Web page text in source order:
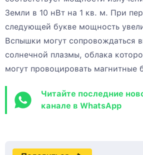
Земли в 10 нВт на 1 кв. м. При
следующей букве мощность
Вспышки могут сопровождаться
солнечной плазмы, облака
могут провоцировать магнитные
Читайте последние
канале в WhatsApp